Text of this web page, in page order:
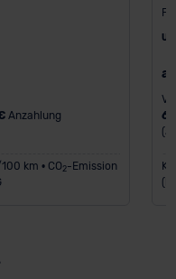
Anzahlung
km • CO2-Emission
60